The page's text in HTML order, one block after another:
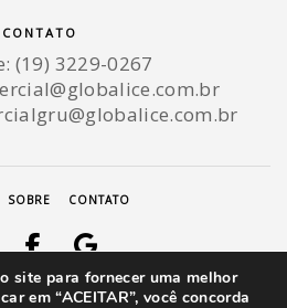
CONTATO
(19) 3229-0267
SOBRE CONTATO
site para fornecer uma melhor
em “ACEITAR”, você concorda